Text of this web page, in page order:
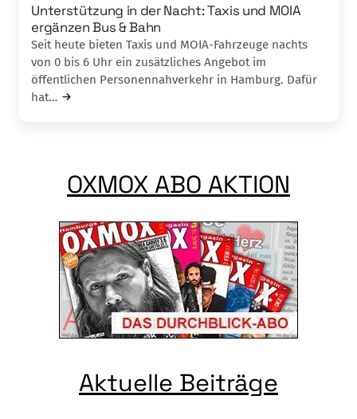
Unterstützung in der Nacht: Taxis und MOIA
ergänzen Bus & Bahn
Seit heute bieten Taxis und MOIA-Fahrzeuge nachts
von 0 bis 6 Uhr ein zusätzliches Angebot im
öffentlichen Personennahverkehr in Hamburg. Dafür
hat…
OXMOX ABO AKTION
Aktuelle Beiträge